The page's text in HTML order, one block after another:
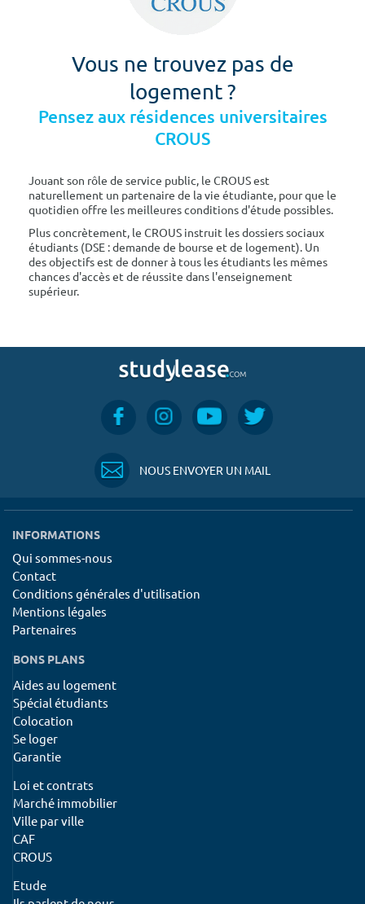
Vous ne trouvez pas de
logement ?
Pensez aux résidences universitaires
CROUS
Jouant son rôle de service public, le CROUS est
naturellement un partenaire de la vie étudiante, pour que le
quotidien offre les meilleures conditions d'étude possibles.
Plus concrètement, le CROUS instruit les dossiers sociaux
étudiants (DSE : demande de bourse et de logement). Un
des objectifs est de donner à tous les étudiants les mêmes
chances d'accès et de réussite dans l'enseignement
supérieur.
NOUS ENVOYER UN MAIL
INFORMATIONS
Qui sommes-nous
Contact
Conditions générales d'utilisation
Mentions légales
Partenaires
BONS PLANS
Aides au logement
Spécial étudiants
Colocation
Se loger
Garantie
Loi et contrats
Marché immobilier
Ville par ville
CAF
CROUS
Etude